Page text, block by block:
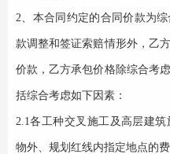
2、本合同约定的合同价款为
款调整和签证索赔情形外，乙
价款，乙方承包价格除综合考
括综合考虑如下因素：
2.1各工种交叉施工及高层建
物外、规划红线内指定地点的费